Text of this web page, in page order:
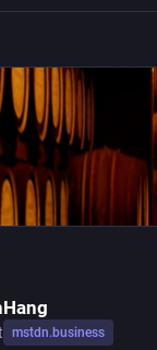
mstdn.business